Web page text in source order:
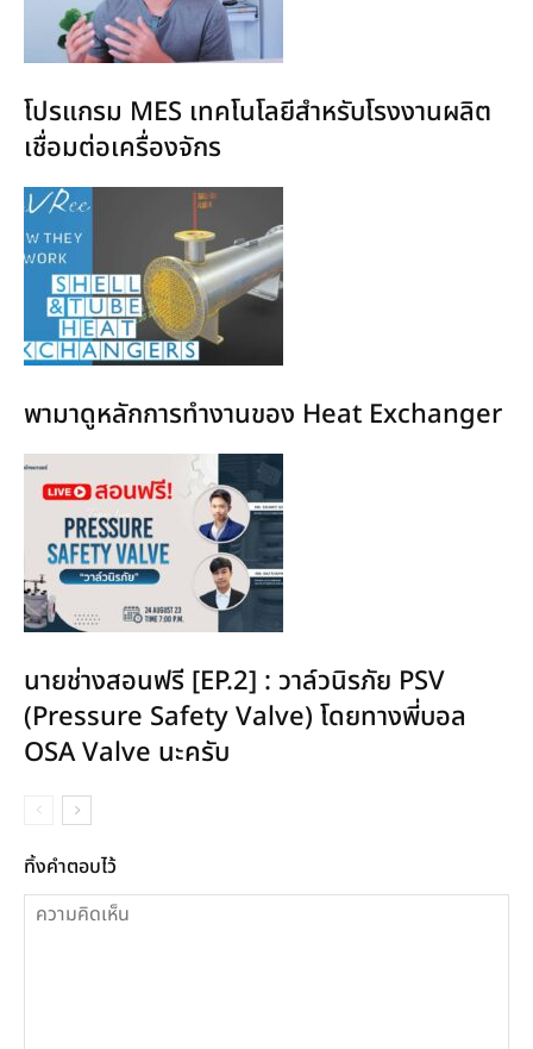
โปรแกรม MES เทคโนโลยีสำหรับโรงงานผลิต
เชื่อมต่อเครื่องจักร
พามาดูหลักการทำงานของ Heat Exchanger
นายช่างสอนฟรี [EP.2] : วาล์วนิรภัย PSV
(Pressure Safety Valve) โดยทางพี่บอล
OSA Valve นะครับ
ทิ้งคำตอบไว้